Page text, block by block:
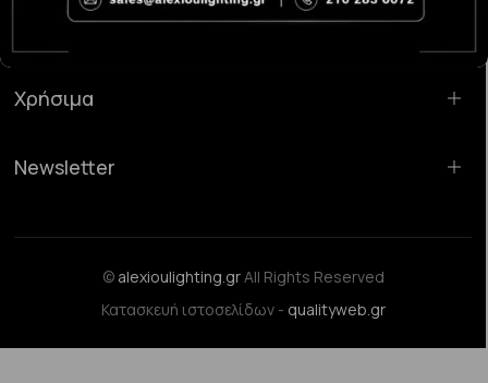
Χρήσιμα
Newsletter
© alexioulighting.grAll Rights Reserved
Κατασκευή ιστοσελίδων - qualityweb.gr